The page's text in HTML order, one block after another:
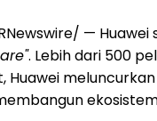
—
. Lebih dari 500